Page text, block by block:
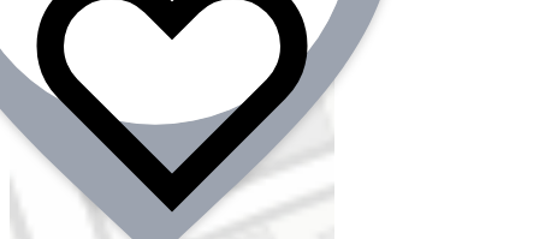
病院直行移動